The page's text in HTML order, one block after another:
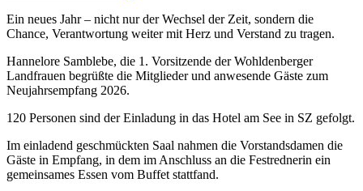
Ein neues Jahr – nicht nur der Wechsel der Zeit, sondern die
Chance, Verantwortung weiter mit Herz und Verstand zu tragen.
Hannelore Samblebe, die 1. Vorsitzende der Wohldenberger
Landfrauen begrüßte die Mitglieder und anwesende Gäste zum
Neujahrsempfang 2026.
120 Personen sind der Einladung in das Hotel am See in SZ gefolgt.
Im einladend geschmückten Saal nahmen die Vorstandsdamen die
Gäste in Empfang, in dem im Anschluss an die Festrednerin ein
gemeinsames Essen vom Buffet stattfand.